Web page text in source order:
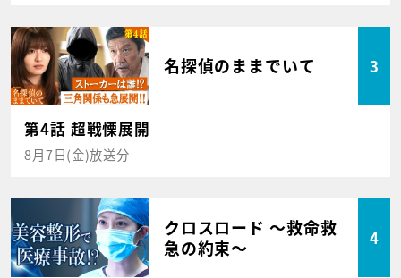
名探偵のままでいて 3
第4話 超戦慄展開
8月7日(金)放送分
クロスロード ～救命救
急の約束～
4